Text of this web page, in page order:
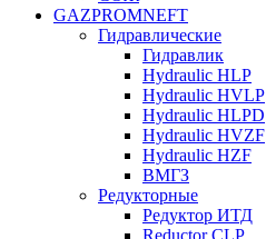
GAZPROMNEFT
Гидравлические
Гидравлик
Hydraulic HLP
Hydraulic HVLP
Hydraulic HLPD
Hydraulic HVZF
Hydraulic HZF
ВМГЗ
Редукторные
Редуктор ИТД
Reductor CLP